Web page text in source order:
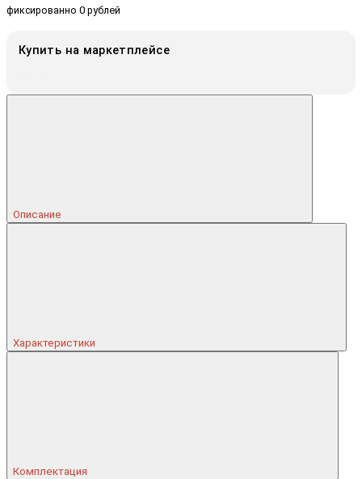
фиксированно 0 рублей
Купить на маркетплейсе
Описание
Характеристики
Комплектация